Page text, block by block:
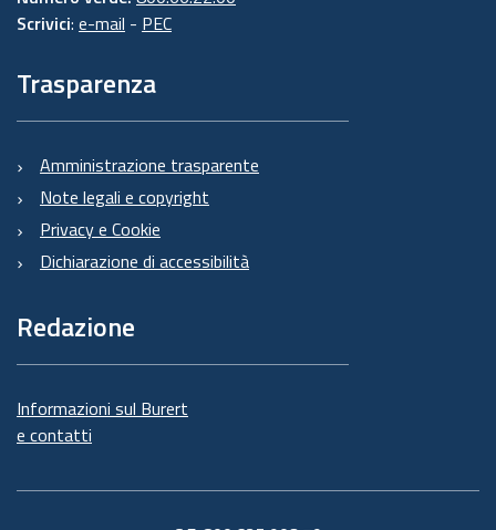
Scrivici: e-mail - PEC
Trasparenza
Amministrazione trasparente
Note legali e copyright
Privacy e Cookie
Dichiarazione di accessibilità
Redazione
Informazioni sul Burert
e contatti